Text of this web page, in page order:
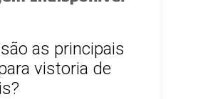
as principais
vistoria de